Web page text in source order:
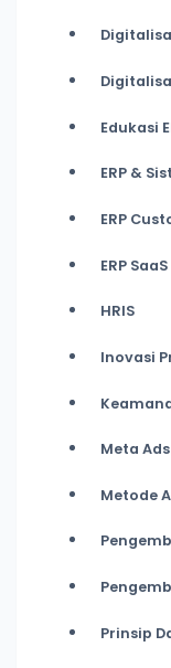
Edukasi
ERP &
ERP
ERP SaaS
HRIS
Inovasi
Meta Ads
Metode
Prinsip